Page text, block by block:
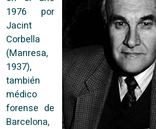
1976 por
Jacint
Corbella
(Manresa,
1937),
también
médico
forense de
Barcelona,